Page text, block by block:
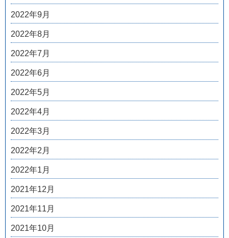
2022年9月
2022年8月
2022年7月
2022年6月
2022年5月
2022年4月
2022年3月
2022年2月
2022年1月
2021年12月
2021年11月
2021年10月